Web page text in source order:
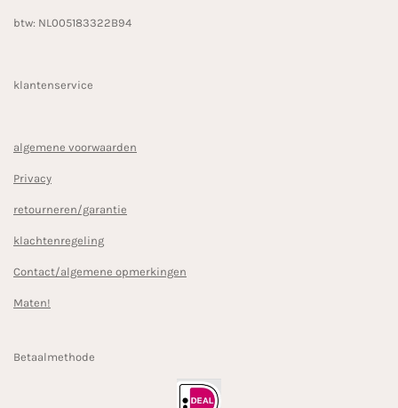
btw: NL005183322B94
klantenservice
algemene voorwaarden
Privacy
retourneren/garantie
klachtenregeling
Contact/algemene opmerkingen
Maten!
Betaalmethode